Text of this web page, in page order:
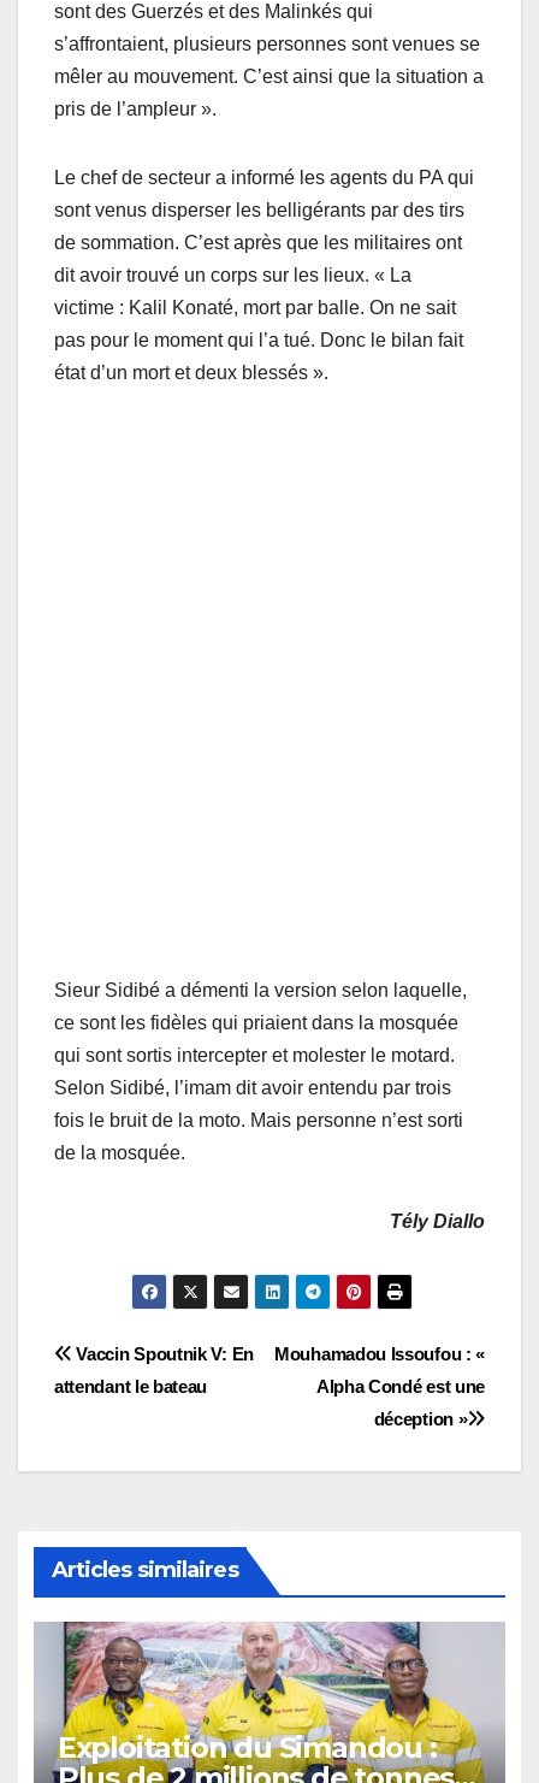
sont des Guerzés et des Malinkés qui
s’affrontaient, plusieurs personnes sont venues se
mêler au mouvement. C’est ainsi que la situation a
pris de l’ampleur ».
Le chef de secteur a informé les agents du PA qui
sont venus disperser les belligérants par des tirs
de sommation. C’est après que les militaires ont
dit avoir trouvé un corps sur les lieux. « La
victime : Kalil Konaté, mort par balle. On ne sait
pas pour le moment qui l’a tué. Donc le bilan fait
état d’un mort et deux blessés ».
Sieur Sidibé a démenti la version selon laquelle,
ce sont les fidèles qui priaient dans la mosquée
qui sont sortis intercepter et molester le motard.
Selon Sidibé, l’imam dit avoir entendu par trois
fois le bruit de la moto. Mais personne n’est sorti
de la mosquée.
Tély Diallo
Navigation
l’article
Mouhamadou Issoufou : «
Alpha Condé est une
déception »
Vaccin Spoutnik V: En
attendant le bateau
Articles similaires
Exploitation du Simandou :